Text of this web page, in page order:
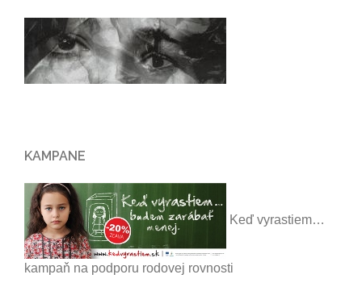
KAMPANE
Keď vyrastiem…
kampaň na podporu rodovej rovnosti